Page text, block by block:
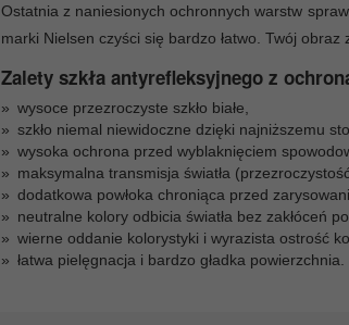
Ostatnia z naniesionych ochronnych warstw
marki Nielsen czyści się bardzo łatwo. Twój obraz
Zalety szkła antyrefleksyjnego z
wysoce przezroczyste szkło białe,
szkło niemal niewidoczne dzięki najniższemu
wysoka ochrona przed wyblaknięciem
maksymalna transmisja światła
dodatkowa powłoka chroniąca przed
neutralne kolory odbicia światła bez zakłóceń
wierne oddanie kolorystyki i wyrazista ostrość
łatwa pielęgnacja i bardzo gładka powierzchnia.